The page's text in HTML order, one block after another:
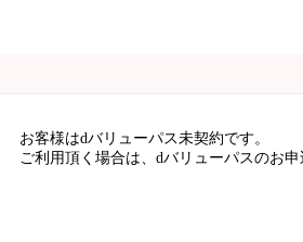
お客様はdバリューパス未契約です。
ご利用頂く場合は、dバリューパスのお申